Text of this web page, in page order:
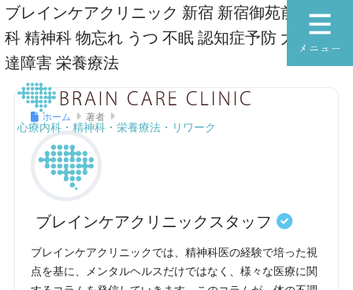
ブレインケアクリニック 新宿 新宿御苑前 心療内
科 精神科 物忘れ うつ 不眠 認知症予防 大人の発
達障害 栄養療法
心療内科・精神科・栄養療法・リワーク
ホーム 著者
ブレインケアクリニックスタッフ
ブレインケアクリニックでは、精神科医の経験で培った視
点を基に、メンタルヘルスだけではなく、様々な医療に関